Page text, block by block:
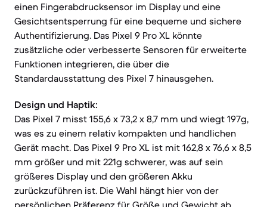
einen Fingerabdrucksensor im Display und eine
Gesichtsentsperrung für eine bequeme und sichere
Authentifizierung. Das Pixel 9 Pro XL könnte
zusätzliche oder verbesserte Sensoren für erweiterte
Funktionen integrieren, die über die
Standardausstattung des Pixel 7 hinausgehen.
Design und Haptik:
Das Pixel 7 misst 155,6 x 73,2 x 8,7 mm und wiegt 197g,
was es zu einem relativ kompakten und handlichen
Gerät macht. Das Pixel 9 Pro XL ist mit 162,8 x 76,6 x 8,5
mm größer und mit 221g schwerer, was auf sein
größeres Display und den größeren Akku
zurückzuführen ist. Die Wahl hängt hier von der
persönlichen Präferenz für Größe und Gewicht ab.